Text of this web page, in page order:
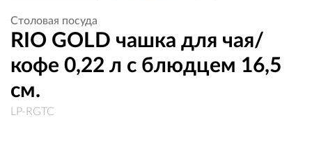
Столовая посуда
RIO GOLD чашка для чая/
кофе 0,22 л с блюдцем 16,5
см.
LP-RGTC